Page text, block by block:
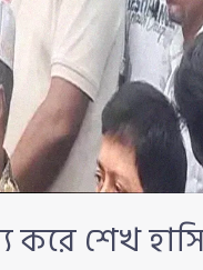
করে শেখ